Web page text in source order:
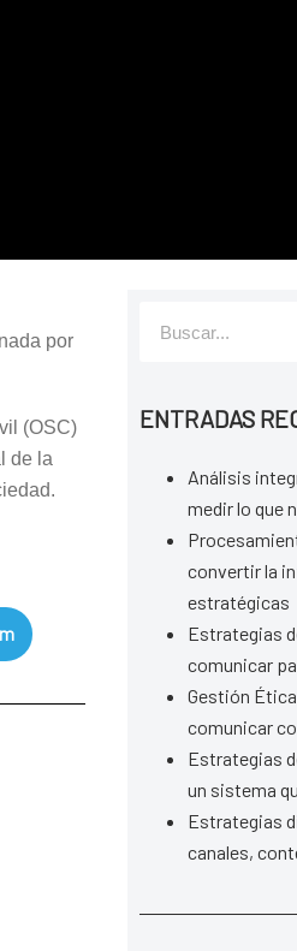
por
(OSC)
de la
ENTRADAS
Análisis
medir lo que
convertir la
estratégicas
Estrategias
comunicar
Gestión
comunicar
Estrategias
un sistema
Estrategias
canales,